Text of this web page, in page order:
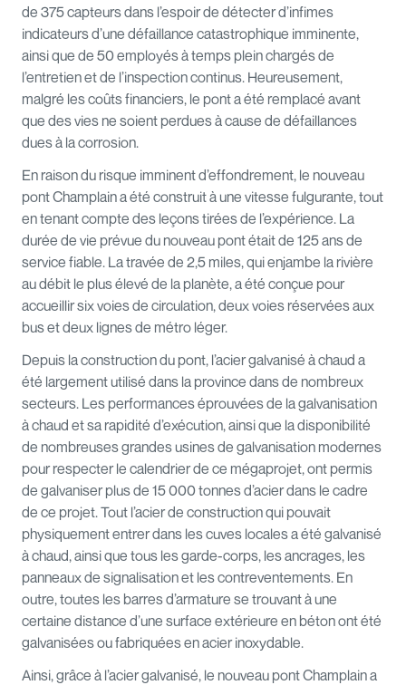
de 375 capteurs dans l’espoir de détecter d’infimes
indicateurs d’une défaillance catastrophique imminente,
ainsi que de 50 employés à temps plein chargés de
l’entretien et de l’inspection continus. Heureusement,
malgré les coûts financiers, le pont a été remplacé avant
que des vies ne soient perdues à cause de défaillances
dues à la corrosion.
En raison du risque imminent d’effondrement, le nouveau
pont Champlain a été construit à une vitesse fulgurante, tout
en tenant compte des leçons tirées de l’expérience. La
durée de vie prévue du nouveau pont était de 125 ans de
service fiable. La travée de 2,5 miles, qui enjambe la rivière
au débit le plus élevé de la planète, a été conçue pour
accueillir six voies de circulation, deux voies réservées aux
bus et deux lignes de métro léger.
Depuis la construction du pont, l’acier galvanisé à chaud a
été largement utilisé dans la province dans de nombreux
secteurs. Les performances éprouvées de la galvanisation
à chaud et sa rapidité d’exécution, ainsi que la disponibilité
de nombreuses grandes usines de galvanisation modernes
pour respecter le calendrier de ce mégaprojet, ont permis
de galvaniser plus de 15 000 tonnes d’acier dans le cadre
de ce projet. Tout l’acier de construction qui pouvait
physiquement entrer dans les cuves locales a été galvanisé
à chaud, ainsi que tous les garde-corps, les ancrages, les
panneaux de signalisation et les contreventements. En
outre, toutes les barres d’armature se trouvant à une
certaine distance d’une surface extérieure en béton ont été
galvanisées ou fabriquées en acier inoxydable.
Ainsi, grâce à l’acier galvanisé, le nouveau pont Champlain a